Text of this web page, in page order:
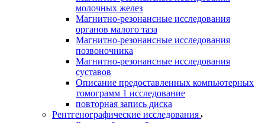
молочных желез
Магнитно-резонансные исследования
органов малого таза
Магнитно-резонансные исследования
позвоночника
Магнитно-резонансные исследования
суставов
Описание предоставленных компьютерных
томограмм 1 исследование
повторная запись диска
Рентгенографические исследования